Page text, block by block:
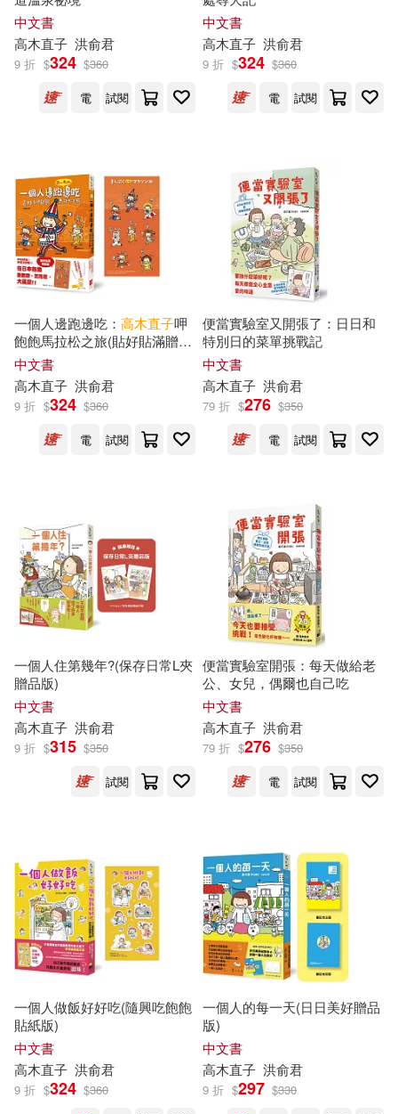
中文書
高木直子 洪俞君
9 折 $324 $360
電
試閱
中文書
高木直子 洪俞君
9 折 $324 $360
電
試閱
一個人邊跑邊吃： 高木直子呷
飽飽馬拉松之旅(貼好貼滿贈品
版)
中文書
高木直子 洪俞君
9 折 $324 $360
電
試閱
便當實驗室又開張了：日日和
特別日的菜單挑戰記
中文書
高木直子 洪俞君
79 折 $276 $350
電
試閱
一個人住第幾年?(保存日常L夾
贈品版)
中文書
高木直子 洪俞君
9 折 $315 $350
試閱
便當實驗室開張：每天做給老
公、女兒，偶爾也自己吃
中文書
高木直子 洪俞君
79 折 $276 $350
電
試閱
一個人做飯好好吃(隨興吃飽飽
貼紙版)
中文書
高木直子 洪俞君
9 折 $324 $360
一個人的每一天(日日美好贈品
版)
中文書
高木直子 洪俞君
9 折 $297 $330